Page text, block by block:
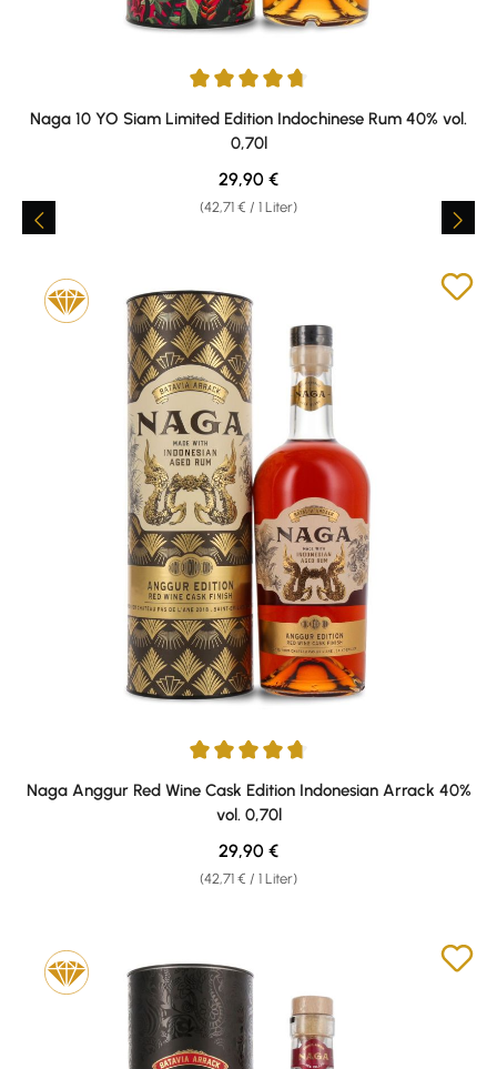
Durchschnittliche Bewertung von 4.75 von 5 Sternen
Naga 10 YO Siam Limited Edition Indochinese Rum 40% vol.
0,70l
(42,71 € / 1 Liter)
Regulärer Preis:
29,90 €
Durchschnittliche Bewertung von 4.83 von 5 Sternen
Naga Anggur Red Wine Cask Edition Indonesian Arrack 40%
vol. 0,70l
(42,71 € / 1 Liter)
Regulärer Preis:
29,90 €